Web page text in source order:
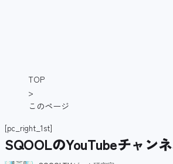
TOP
>
このページ
[pc_right_1st]
SQOOLのYouTubeチャン